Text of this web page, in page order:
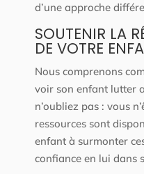
d’une approche
SOUTENIR LA
DE VOTRE
Nous comprenons
voir son enfant lutter
n’oubliez pas : vous
ressources sont
enfant à surmonter
confiance en lui dans